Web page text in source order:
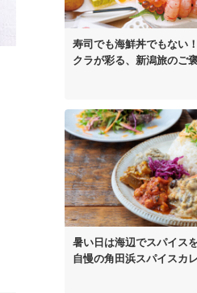
寿司でも海鮮丼でもない！
クラが彩る、 新潟旅のご
暑い日は海辺でスパイス
自慢の角田浜スパイスカ